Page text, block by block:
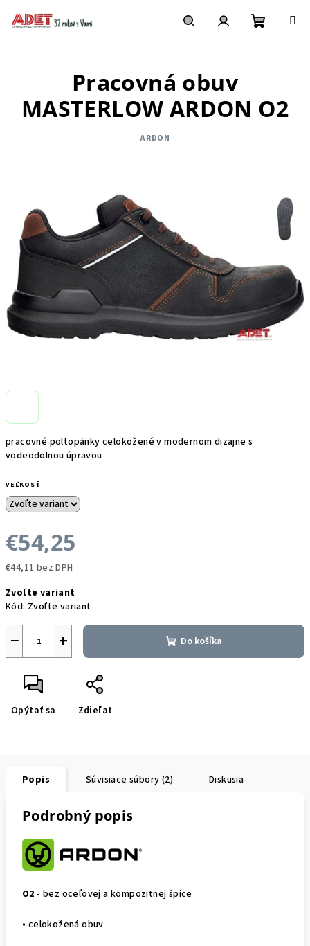
pracovné poltopánky celokožené v modernom dizajne s
vodeodolnou úpravou
VEĽKOSŤ
€54,25
€44,11 bez DPH
cena:
Zvoľte variant
Kód: Zvoľte variant
+
− Do košíka
Opýtať sa Zdieľať
Pracovná obuv
MASTERLOW ARDON O2
ARDON
Popis Súvisiace súbory (2) Diskusia
Podrobný popis
O2 - bez oceľovej a kompozitnej špice
• celokožená obuv